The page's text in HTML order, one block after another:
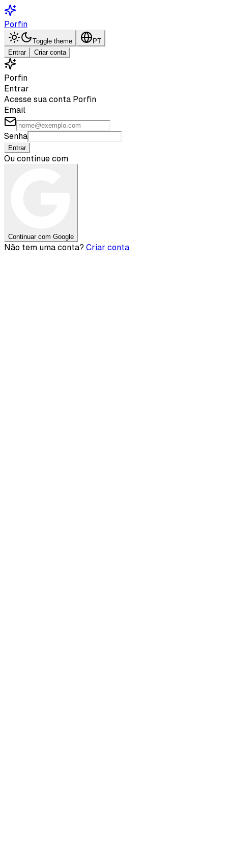
Porfin
Toggle theme
PT
Entrar
Criar conta
Porfin
Entrar
Acesse sua conta Porfin
Email
Senha
Entrar
Ou continue com
Continuar com Google
Não tem uma conta? Criar conta